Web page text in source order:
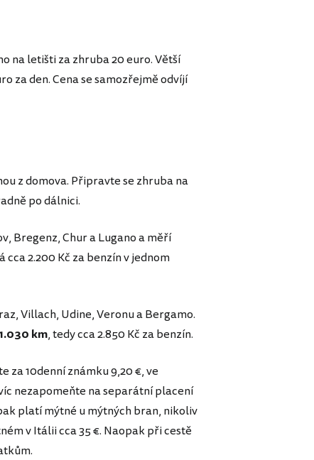
na letišti za zhruba 20 euro. Větší
za den. Cena se samozřejmě odvíjí
z domova. Připravte se zhruba na
po dálnici.
Bregenz, Chur a Lugano a měří
2.200 Kč za benzín v jednom
Villach, Udine, Veronu a Bergamo.
km, tedy cca 2.850 Kč za benzín.
10denní známku 9,20 €, ve
nezapomeňte na separátní placení
platí mýtné u mýtných bran, nikoliv
v Itálii cca 35 €. Naopak při cestě